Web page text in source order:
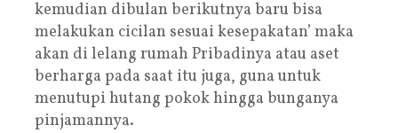
kemudian dibulan berikutnya baru bisa
melakukan cicilan sesuai kesepakatan’ maka
akan di lelang rumah Pribadinya atau aset
berharga pada saat itu juga, guna untuk
menutupi hutang pokok hingga bunganya
pinjamannya.